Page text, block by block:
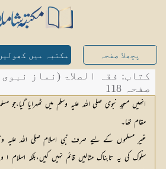
پچھلا صفحہ مکتبہ میں
صفحہ 118
انھیں مسجدِ نبوی صلی اللہ علیہ وسلم میں ٹھہرایا
مقام تھا۔
غیر مسلموں کے لیے صرف نبیِ اسلام صلی اللہ علیہ
سلُوک کی یہ تابناک مثالیں قائم نہیں کیں،بلکہ اسلام ا